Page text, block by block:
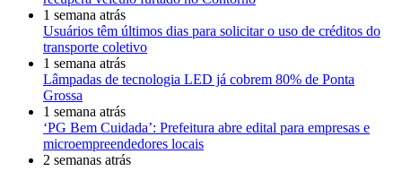
1 semana atrás
Usuários têm últimos dias para solicitar o uso de créditos do
transporte coletivo
1 semana atrás
Lâmpadas de tecnologia LED já cobrem 80% de Ponta
Grossa
1 semana atrás
‘PG Bem Cuidada’: Prefeitura abre edital para empresas e
microempreendedores locais
2 semanas atrás